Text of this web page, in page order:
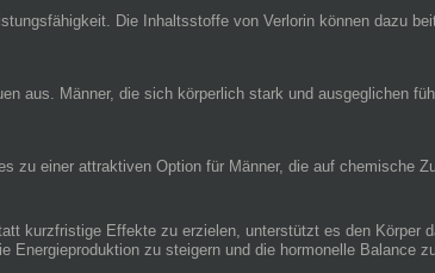
Die Inhaltsstoffe von Verlorin können dazu
aus. Männer, die sich körperlich stark und ausgeglichen
zu einer attraktiven Option für Männer, die auf chemische
kurzfristige Effekte zu erzielen, unterstützt es den Körper
zu steigern und die hormonelle Balance